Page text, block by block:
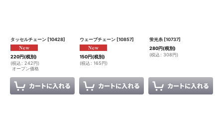
タッセルチェーン [10428]
220円(税別)
(税込: 242円)
オープン価格
ウェーブチェーン [10857]
150円(税別)
(税込 : 165円)
蛍光糸 [10737]
280円(税別)
(税込: 308円)